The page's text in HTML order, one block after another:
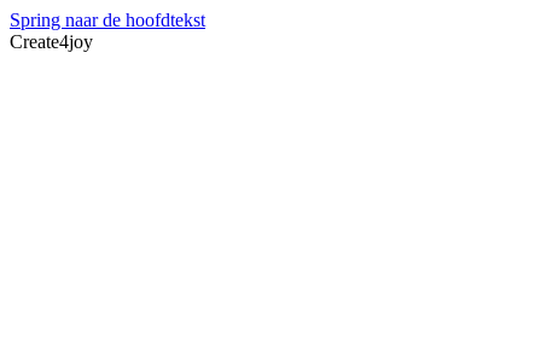
Spring naar de hoofdtekst
Create4joy